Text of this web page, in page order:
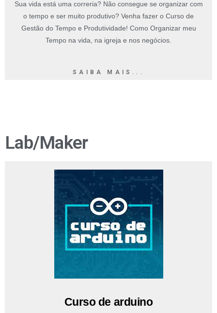
Sua vida está uma correria? Não consegue se organizar com
o tempo e ser muito produtivo? Venha fazer o Curso de
Gestão do Tempo e Produtividade! Como Organizar meu
Tempo na vida, na igreja e nos negócios.
SAIBA MAIS...
Lab/Maker
Curso de arduino